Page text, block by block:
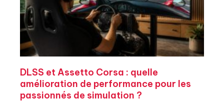
DLSS et Assetto Corsa : quelle
amélioration de performance pour les
passionnés de simulation ?